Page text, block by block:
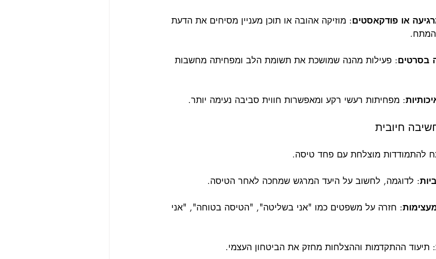
או פודקאסטים: מוזיקה אהובה או תוכן מעניין מסיחים את הדעת
המתח.
בסרטים: פעילות מהנה שמושכת את תשומת הלב ומפחיתה מחשבות
: מפחיתות רעשי רקע ומאפשרות חווית סביבה נעימה יותר.
להתמודדות מוצלחת עם פחד טיסה.
: לדוגמה, לחשוב על היעד המרגש שמחכה לאחר הטיסה.
: חזרה על משפטים כמו "אני בשליטה", "הטיסה בטוחה", "אני
: תיעוד ההתקדמות וההצלחות מחזק את הביטחון העצמי.